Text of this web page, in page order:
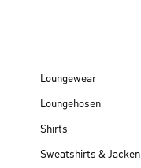
Loungewear
Loungehosen
Shirts
Sweatshirts & Jacken